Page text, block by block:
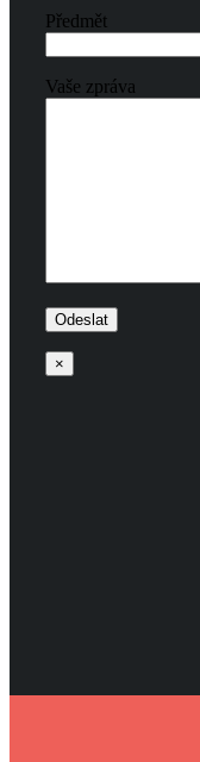
Předmět
Vaše zpráva
×